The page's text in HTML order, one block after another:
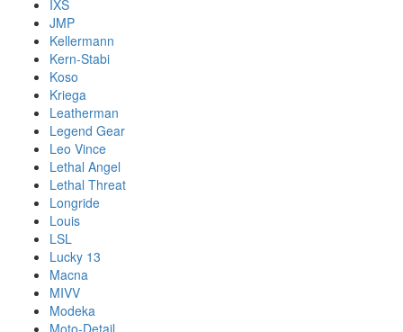
IXS
JMP
Kellermann
Kern-Stabi
Koso
Kriega
Leatherman
Legend Gear
Leo Vince
Lethal Angel
Lethal Threat
Longride
Louis
LSL
Lucky 13
Macna
MIVV
Modeka
Moto-Detail